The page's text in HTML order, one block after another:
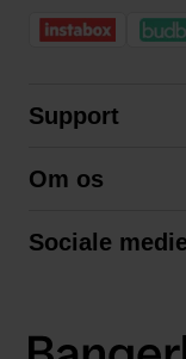
Support
Betingelser
Om os
Sociale